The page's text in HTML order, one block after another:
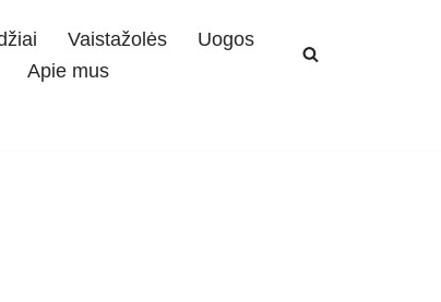
Vaistažolės
Uogos
Apie mus